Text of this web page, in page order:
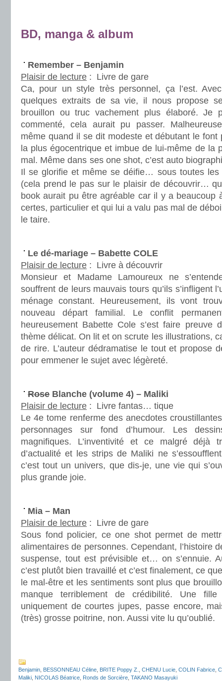
BD, manga & album
Remember – Benjamin
Plaisir de lecture : Livre de gare
Ca, pour un style très personnel, ça l’est.
quelques extraits de sa vie, il nous propose
brouillon ou truc vachement plus élaboré. Je
commenté, cela aurait pu passer.
même quand il se dit modeste et débutant le font
la plus égocentrique et imbue de lui-même de la
mal. Même dans ses one shot, c’est auto
Il se glorifie et même se déifie… sous toutes les
(cela prend le pas sur le plaisir de découvrir…
book aurait pu être agréable car il y a beaucoup
certes, particulier et qui lui a valu pas mal de
le taire.
Le dé-mariage – Babette COLE
Plaisir de lecture : Livre à découvrir
Monsieur et Madame Lamoureux ne
souffrent de leurs mauvais tours qu’ils s’infligent
ménage constant. Heureusement, ils vont
nouveau départ familial. Le conflit
heureusement Babette Cole s’est faire preuve
thème délicat. On lit et on scrute les illustrations,
de rire. L’auteur dédramatise le tout et propose
pour emmener le sujet avec légèreté.
Rose Blanche (volume 4) – Maliki
Plaisir de lecture : Livre fantas… tique
Le 4e tome renferme des anecdotes
personnages sur fond d’humour. Les
magnifiques. L’inventivité et ce malgré déjà
d’actualité et les strips de Maliki ne
c’est tout un univers, que dis-je, une vie qui
plus grande joie.
Mia – Man
Plaisir de lecture : Livre de gare
Sous fond policier, ce one shot permet de
alimentaires de personnes. Cependant, l’histoire
suspense, tout est prévisible et… on s’ennuie.
c’est plutôt bien travaillé et c’est finalement, ce
le mal-être et les sentiments sont plus que
manque terriblement de crédibilité. Une
uniquement de courtes jupes, passe encore,
(très) grosse poitrine, non. Aussi vite lu qu’oublié.
Benjamin BESSONNEAU Céline BRITE Poppy Z. CHENU Lucie COLIN Fabrice
Maliki NICOLAS Béatrice Ronds de Sorcière TAKANO Masayuki